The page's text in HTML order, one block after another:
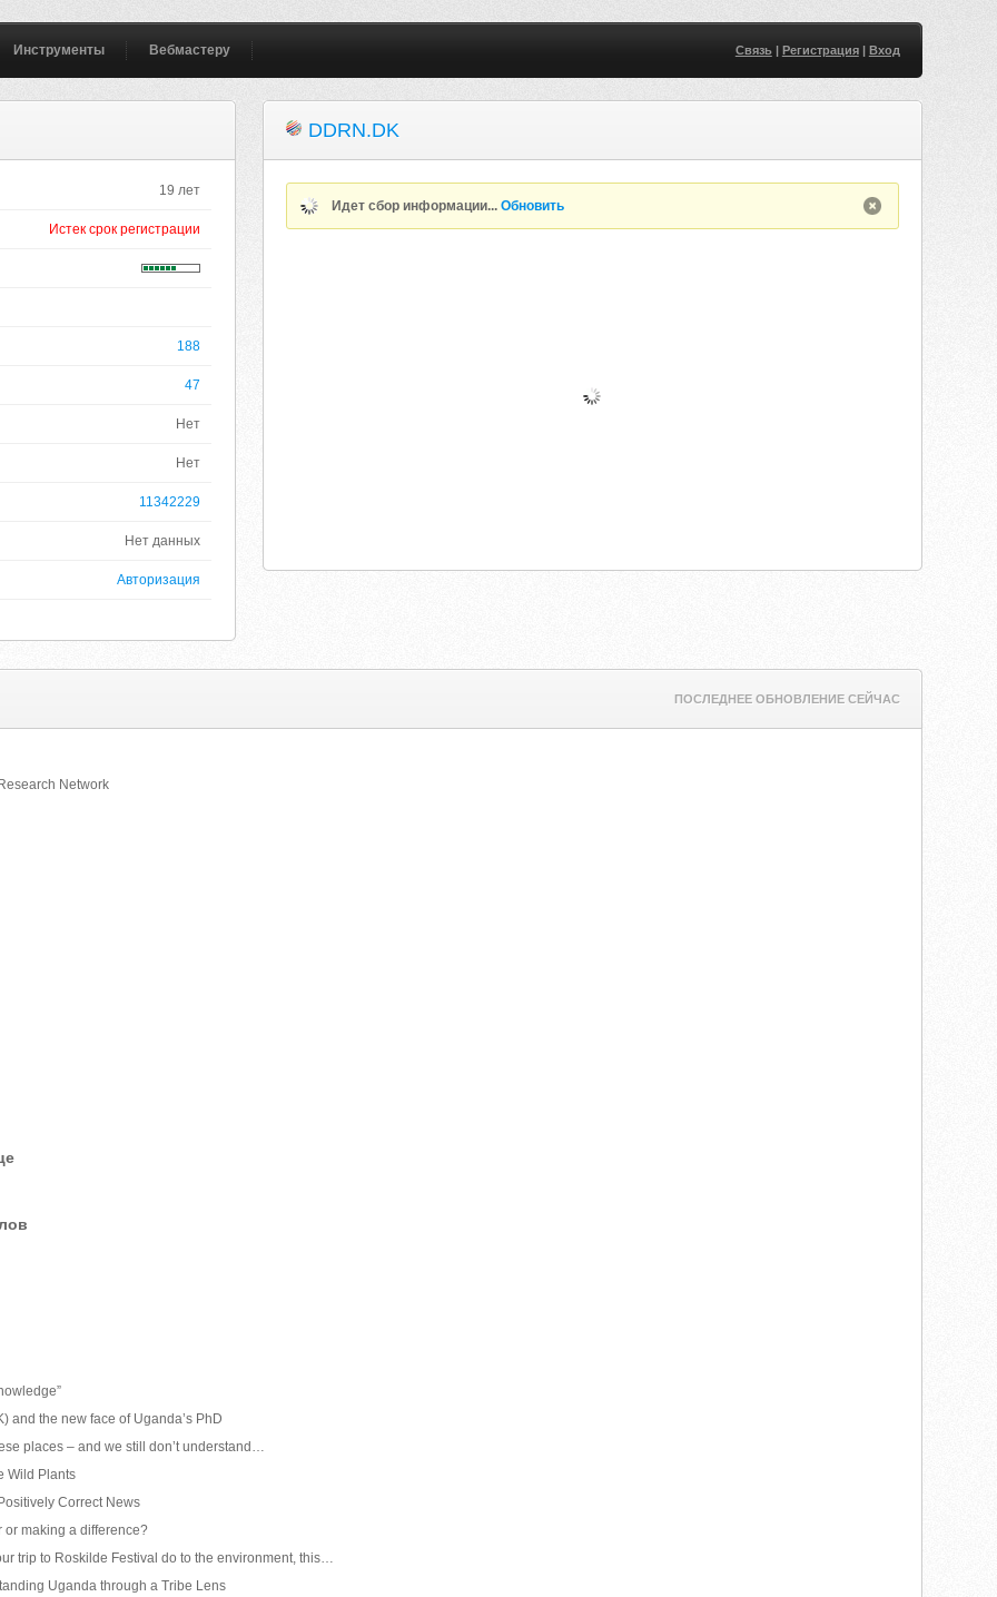
Инструменты Вебмастеру Связь| Регистрация| Вход
19 лет
Истек срок регистрации
188
47
Нет
Нет
11342229
Нет данных
Авторизация
DDRN.DK
Идет сбор информации...Обновить
ПОСЛЕДНЕЕ ОБНОВЛЕНИЕ СЕЙЧАС
Network
and the new face of Uganda’s PhD
places – and we still don’t understand…
Wild Plants
Correct News
making a difference?
trip to Roskilde Festival do to the environment, this…
Uganda through a Tribe Lens